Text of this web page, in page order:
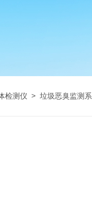
检测仪 > 垃圾恶臭监测